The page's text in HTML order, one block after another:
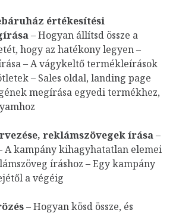
értékesítési
– Hogyan állítsd össze a
hogy az hatékony legyen –
– A vágykeltő termékleírások
– Sales oldal, landing page
megírása egyedi termékhez,
reklámszövegek írása–
A kampány kihagyhatatlan elemei
íráshoz – Egy kampány
a végéig
– Hogyan kösd össze, és